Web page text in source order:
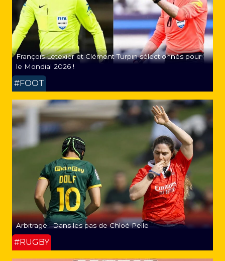
François Letexier et Clément Turpin sélectionnés pour
le Mondial 2026 !
#FOOT
Arbitrage : Dans les pas de Chloé Pelle
#RUGBY